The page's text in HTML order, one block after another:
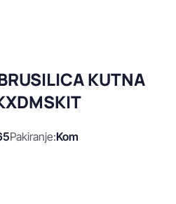
KUTNA
Pakiranje:Kom